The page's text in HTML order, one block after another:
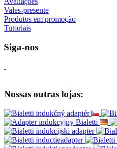
Vales-presente
Produtos em promoção
Tutoriais
Siga-nos
Nossas outras lojas: